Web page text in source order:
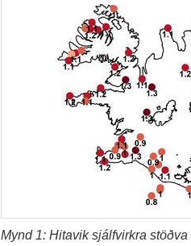
Mynd 1: Hitavik sjálfvirkra